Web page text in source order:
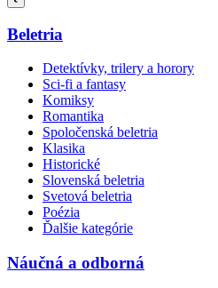
Beletria
Detektívky, trilery a horory
Sci-fi a fantasy
Komiksy
Romantika
Spoločenská beletria
Klasika
Historické
Slovenská beletria
Svetová beletria
Poézia
Ďalšie kategórie
Náučná a odborná